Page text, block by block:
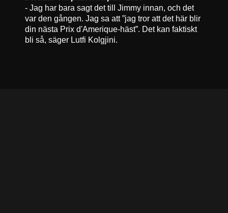
- Jag har bara sagt det till Jimmy innan, och det
var den gången. Jag sa att ”jag tror att det här blir
din nästa Prix d'Amerique-häst”. Det kan faktiskt
bli så, säger Lutfi Kolgjini.